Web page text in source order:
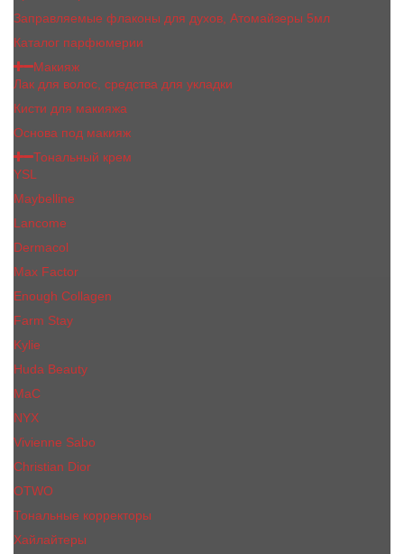
Заправляемые флаконы для духов, Атомайзеры 5мл
Каталог парфюмерии
Макияж
Лак для волос, средства для укладки
Кисти для макияжа
Основа под макияж
Тональный крем
YSL
Maybelline
Lancome
Dermacol
Max Factor
Enough Collagen
Farm Stay
Kylie
Huda Beauty
МаС
NYX
Vivienne Sabo
Сhristiаn Diоr
OTWO
Тональные корректоры
Хайлайтеры